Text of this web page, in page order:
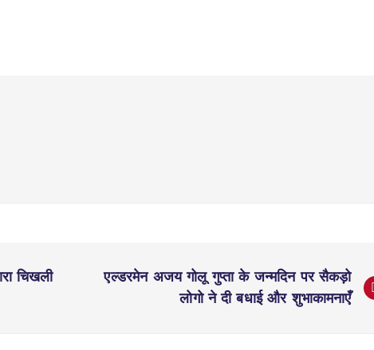
चिखली
एल्डरमेन अजय गोलू गुप्ता के जन्मदिन पर सैकड़ो
लोगो ने दी बधाई और शुभाकामनाएँ